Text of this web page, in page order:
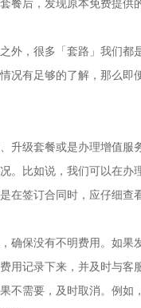
餐后，发现原本免费提供
外，很多「套路」我们都
况有足够的了解，那么即
升级套餐或是办理增值服
。比如说，我们可以在办
在签订合同时，应仔细查
确保没有不明费用。如果
用记录下来，并及时与客
不需要，及时取消。例如